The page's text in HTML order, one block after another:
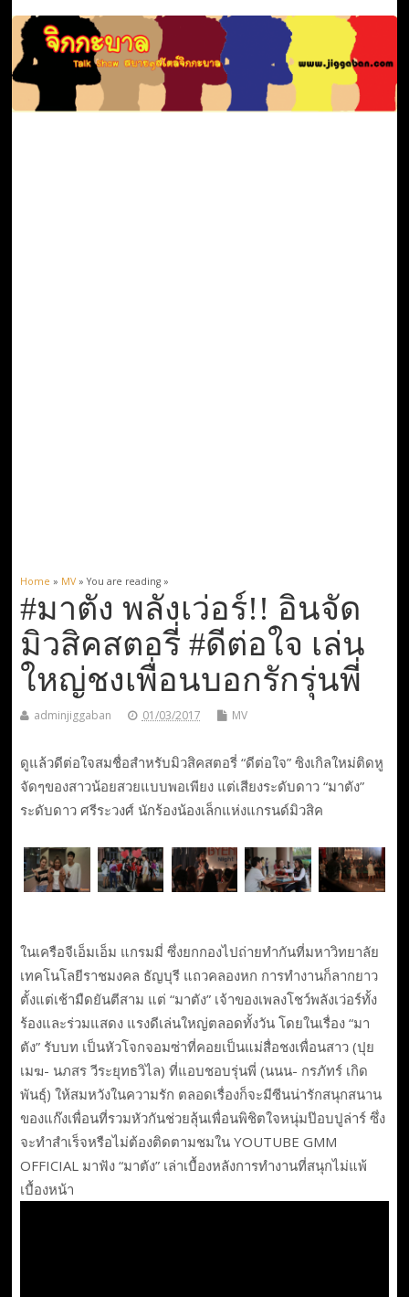
Home » MV» You are reading »
#มาตัง พลังเว่อร์!! อินจัด
มิวสิคสตอรี่ #ดีต่อใจ เล่น
ใหญ่ชงเพื่อนบอกรักรุ่นพี่
adminjiggaban 01/03/2017 MV
ดูแล้วดีต่อใจสมชื่อสำหรับมิวสิคสตอรี่ “ดีต่อใจ” ซิงเกิลใหม่ติดหู
จัดๆของสาวน้อยสวยแบบพอเพียง แต่เสียงระดับดาว “มาตัง”
ระดับดาว ศรีระวงศ์ นักร้องน้องเล็กแห่งแกรนด์มิวสิค
ในเครือจีเอ็มเอ็ม แกรมมี่ ซึ่งยกกองไปถ่ายทำกันที่มหาวิทยาลัย
เทคโนโลยีราชมงคล ธัญบุรี แถวคลองหก การทำงานก็ลากยาว
ตั้งแต่เช้ามืดยันตีสาม แต่ “มาตัง” เจ้าของเพลงโชว์พลังเว่อร์ทั้ง
ร้องและร่วมแสดง แรงดีเล่นใหญ่ตลอดทั้งวัน โดยในเรื่อง “มา
ตัง” รับบท เป็นหัวโจกจอมซ่าที่คอยเป็นแม่สื่อชงเพื่อนสาว (ปุย
เมฆ- นภสร วีระยุทธวิไล) ที่แอบชอบรุ่นพี่ (นนน- กรภัทร์ เกิด
พันธุ์) ให้สมหวังในความรัก ตลอดเรื่องก็จะมีซีนน่ารักสนุกสนาน
ของแก๊งเพื่อนที่รวมหัวกันช่วยลุ้นเพื่อนพิชิตใจหนุ่มป๊อบปูล่าร์ ซึ่ง
จะทำสำเร็จหรือไม่ต้องติดตามชมใน YOUTUBE GMM
OFFICIAL มาฟัง “มาตัง” เล่าเบื้องหลังการทำงานที่สนุกไม่แพ้
เบื้องหน้า